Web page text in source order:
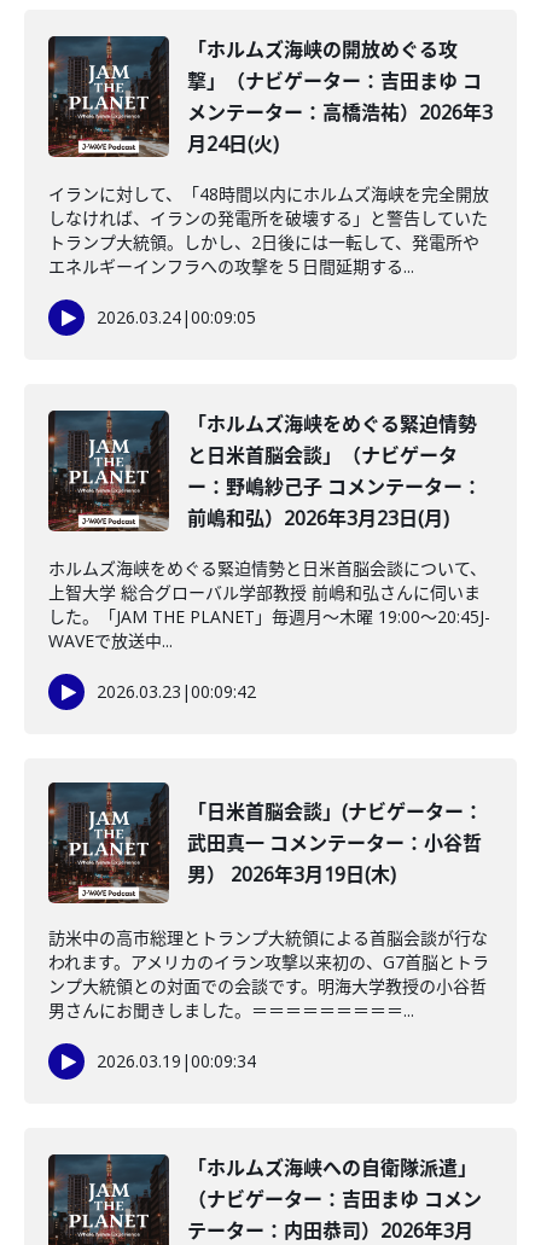
「ホルムズ海峡の開放めぐる攻
撃」（ナビゲーター：吉田まゆ コ
メンテーター：高橋浩祐）2026年3
月24日(火)
イランに対して、「48時間以内にホルムズ海峡を完全開放
しなければ、イランの発電所を破壊する」と警告していた
トランプ大統領。しかし、2日後には一転して、発電所や
エネルギーインフラへの攻撃を５日間延期する...
2026.03.24|00:09:05
「ホルムズ海峡をめぐる緊迫情勢
と日米首脳会談」（ナビゲータ
ー：野嶋紗己子 コメンテーター：
前嶋和弘）2026年3月23日(月)
ホルムズ海峡をめぐる緊迫情勢と日米首脳会談について、
上智大学 総合グローバル学部教授 前嶋和弘さんに伺いま
した。「JAM THE PLANET」毎週月～木曜 19:00～20:45J-
WAVEで放送中...
2026.03.23 |00:09:42
「日米首脳会談」(ナビゲーター：
武田真一 コメンテーター：小谷哲
男） 2026年3月19日(木)
訪米中の高市総理とトランプ大統領による首脳会談が行な
われます。アメリカのイラン攻撃以来初の、G7首脳とトラ
ンプ大統領との対面での会談です。明海大学教授の小谷哲
男さんにお聞きしました。＝＝＝＝＝＝＝＝＝...
2026.03.19 |00:09:34
「ホルムズ海峡への自衛隊派遣」
（ナビゲーター：吉田まゆ コメン
テーター：内田恭司）2026年3月